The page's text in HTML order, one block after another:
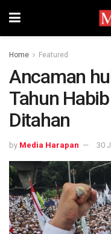
Home Featured
Ancaman
Tahun
Ditahan
by Media Harapan 30